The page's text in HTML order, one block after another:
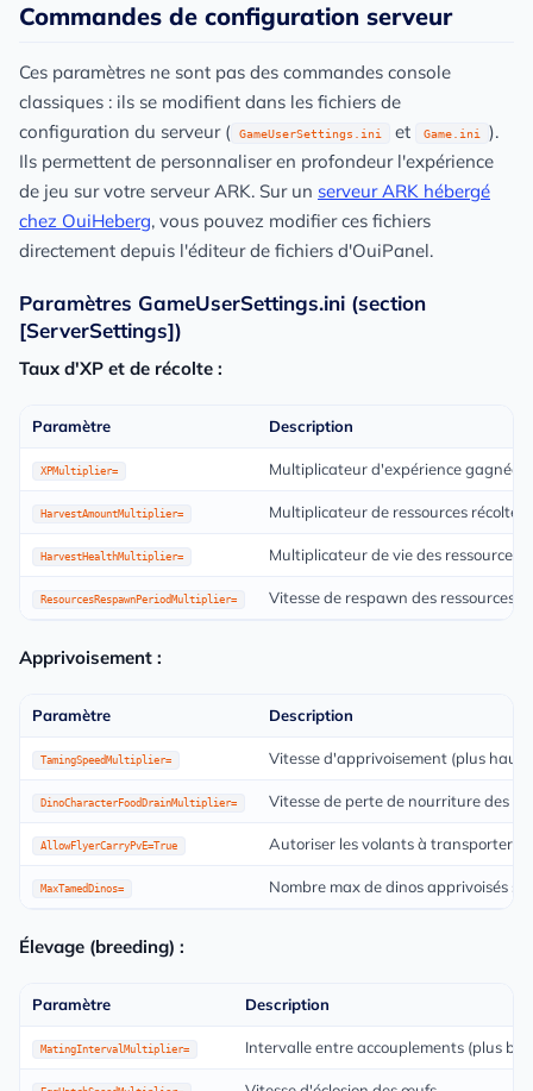
Commandes de configuration serveur
Ces paramètres ne sont pas des commandes console
classiques : ils se modifient dans les fichiers de
configuration du serveur ( GameUserSettings.ini et Game.ini
).
Ils permettent de personnaliser en profondeur l'expérience
de jeu sur votre serveur ARK. Sur un serveur ARK hébergé
chez OuiHeberg, vous pouvez modifier ces fichiers
directement depuis l'éditeur de fichiers d'OuiPanel.
Paramètres GameUserSettings.ini (section
[ServerSettings])
Taux d'XP et de récolte :
Paramètre Description
XPMultiplier= Multiplicateur d'expérience gagnée
HarvestAmountMultiplier= Multiplicateur de ressources récoltées
HarvestHealthMultiplier= Multiplicateur de vie des ressources
ResourcesRespawnPeriodMultiplier= Vitesse de respawn des ressources
Apprivoisement :
Paramètre Description
TamingSpeedMultiplier= Vitesse d'apprivoisement (plus haut
DinoCharacterFoodDrainMultiplier= Vitesse de perte de nourriture des
AllowFlyerCarryPvE=True Autoriser les volants à transporter
MaxTamedDinos= Nombre max de dinos apprivoisés
Élevage (breeding) :
Paramètre Description
MatingIntervalMultiplier= Intervalle entre accouplements (plus